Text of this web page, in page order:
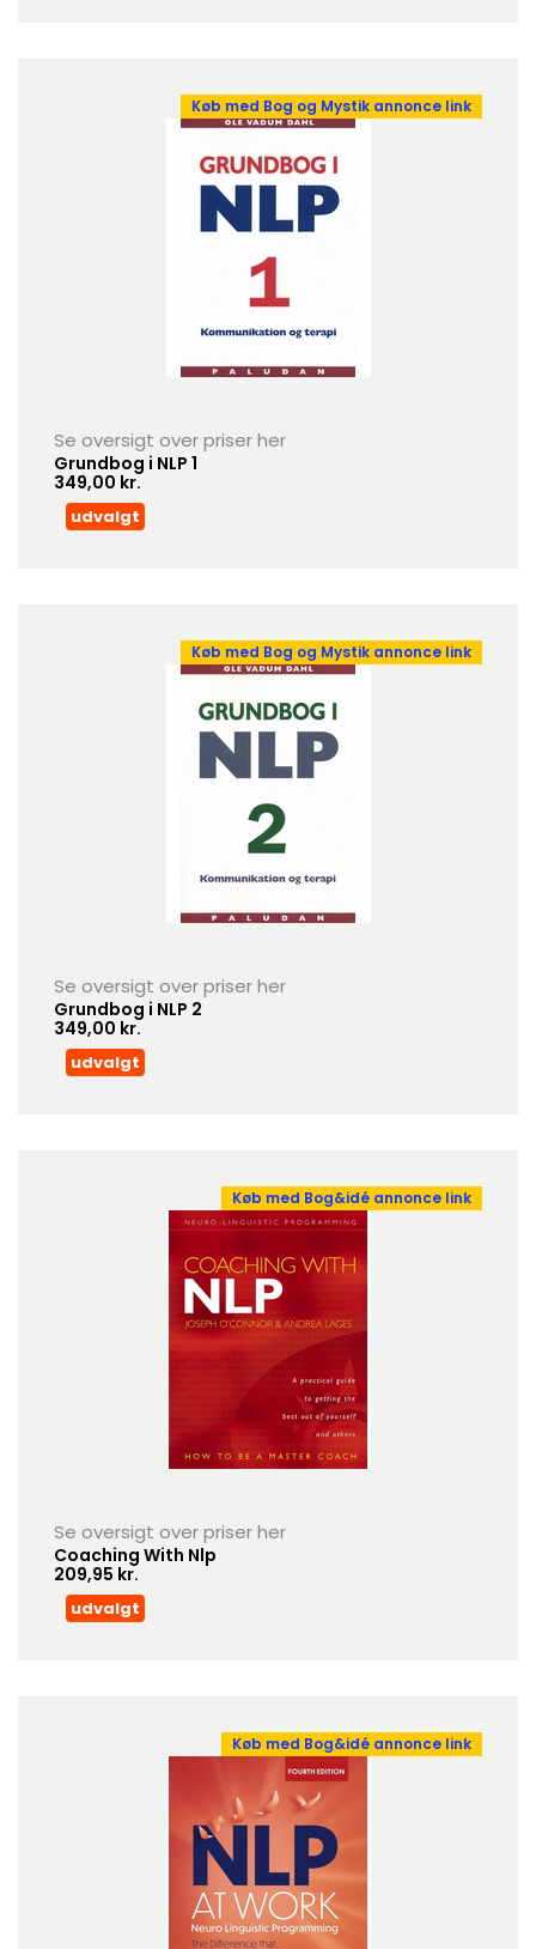
Køb med Bog og Mystik annonce link
Se oversigt over priser her
Grundbog i NLP 1
349,00 kr.
udvalgt
Køb med Bog og Mystik annonce link
Se oversigt over priser her
Grundbog i NLP 2
349,00 kr.
udvalgt
Køb med Bog&idé annonce link
Se oversigt over priser her
Coaching With Nlp
209,95 kr.
udvalgt
Køb med Bog&idé annonce link